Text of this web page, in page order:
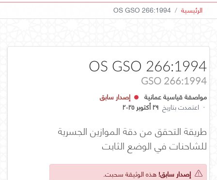
الرئيسية OS GSO 266:1994
OS GSO 266:1994
GSO 266:1994
مواصفة قياسية عمانية
إصدار سابق
· اعتمدت بتاريخ ٢٩ أكتوبر ٢٠٢٥
طريقة التحقق من دقة الموازين الجسرية
للشاحنات في الوضع الثابت
إصدار سابق! هذه الوثيقة سحبت.